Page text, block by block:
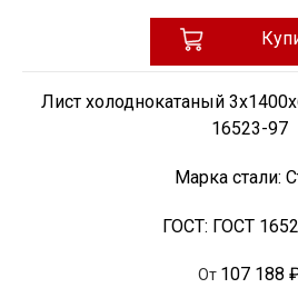
Лист холоднокатаный
16523-97
Марка стали:
ГОСТ: ГОСТ
От 107 188